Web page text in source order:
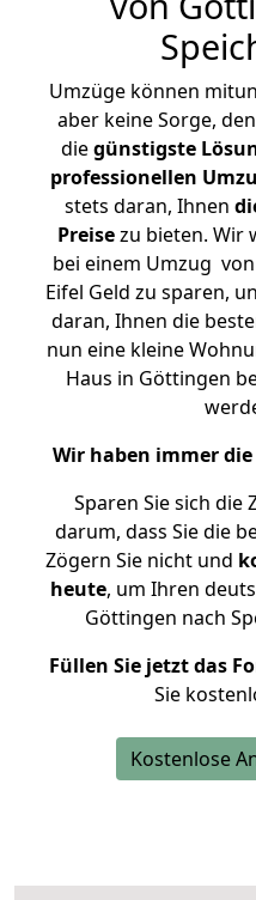
Umzüge können
aber keine Sorge,
diegünstigste
professionellen
stets daran, Ihnen
Preisezu bieten. Wir
bei einem Umzug
Eifel Geld zu sparen,
daran, Ihnen die
nun eine kleine
Haus in Göttingen
Wir haben immer
Sparen Sie sich die
darum, dass Sie die
Zögern Sie nicht und
heute, um Ihren
Göttingen nach
Füllen Sie jetzt das
Sie
Kostenlose